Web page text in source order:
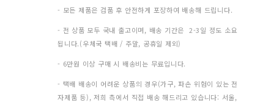
- 모든 제품은 검품 후 안전하게 포장하여 배송해 드립니다.
- 전 상품 모두 국내 출고이며, 배송 기간은 2-3일 정도 소요
됩니다.(우체국 택배 / 주말, 공휴일 제외)
- 6만원 이상 구매 시 배송비는 무료입니다.
- 택배 배송이 어려운 상품의 경우(가구, 파손 위험이 있는 전
자제품 등), 저희 측에서 직접 배송 해드리고 있습니다: 서울,